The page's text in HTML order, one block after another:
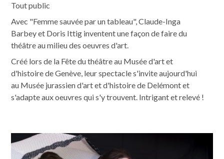
Tout public
Avec "Femme sauvée par un tableau", Claude-Inga
Barbey et Doris Ittig inventent une façon de faire du
théâtre au milieu des oeuvres d'art.
Créé lors de la Fête du théâtre au Musée d'art et
d'histoire de Genève, leur spectacle s'invite aujourd'hui
au Musée jurassien d'art et d'histoire de Delémont et
s'adapte aux oeuvres qui s'y trouvent. Intrigant et relevé !